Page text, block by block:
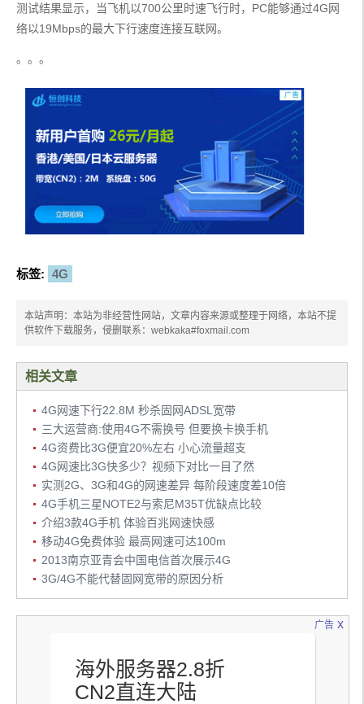
测试结果显示，当飞机以700公里时速飞行时，PC能够通过4G网
络以19Mbps的最大下行速度连接互联网。
。。。
标签: 4G
本站声明：本站为非经营性网站，文章内容来源或整理于网络，本站不提
供软件下载服务，侵删联系：webkaka#foxmail.com
相关文章
4G网速下行22.8M 秒杀固网ADSL宽带
三大运营商:使用4G不需换号 但要换卡换手机
4G资费比3G便宜20%左右 小心流量超支
4G网速比3G快多少？视频下对比一目了然
实测2G、3G和4G的网速差异 每阶段速度差10倍
4G手机三星NOTE2与索尼M35T优缺点比较
介绍3款4G手机 体验百兆网速快感
移动4G免费体验 最高网速可达100m
2013南京亚青会中国电信首次展示4G
3G/4G不能代替固网宽带的原因分析
广告
海外服务器2.8折
CN2直连大陆
x